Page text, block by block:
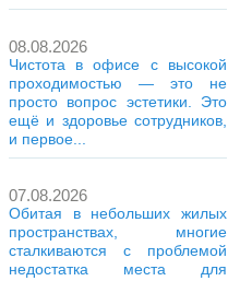
08.08.2026
Чистота в офисе с высокой
проходимостью — это не
просто вопрос эстетики. Это
ещё и здоровье сотрудников,
и первое...
07.08.2026
Обитая в небольших жилых
пространствах, многие
сталкиваются с проблемой
недостатка места для